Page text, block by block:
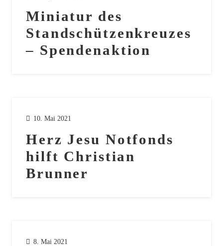
Miniatur des
Standschützenkreuzes
– Spendenaktion
10. Mai 2021
Herz Jesu Notfonds
hilft Christian
Brunner
8. Mai 2021